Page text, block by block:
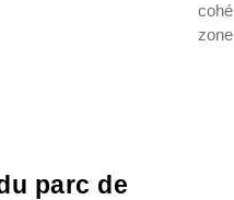
parc de